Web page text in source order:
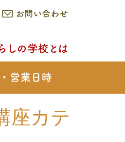
座カテ